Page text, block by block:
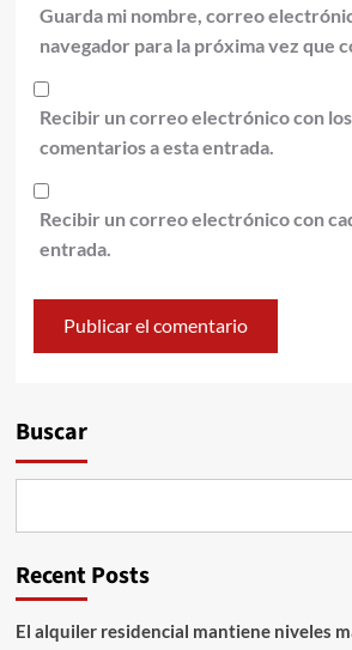
Guarda mi nombre, correo
navegador para la próxima vez que
Recibir un correo electrónico con
comentarios a esta entrada.
Recibir un correo electrónico con
entrada.
Buscar
Recent Posts
El alquiler residencial mantiene niveles